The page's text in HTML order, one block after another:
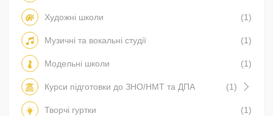
Художні школи (1)
Музичні та вокальні студії (1)
Модельні школи (1)
Курси підготовки до ЗНО/НМТ та ДПА (1)
Творчі гуртки (1)